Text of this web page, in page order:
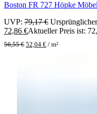
Boston FR 727 Höpke
UVP: 79,17€
72,86 €Aktueller Preis ist:
56,55€ 52,04 € / m²